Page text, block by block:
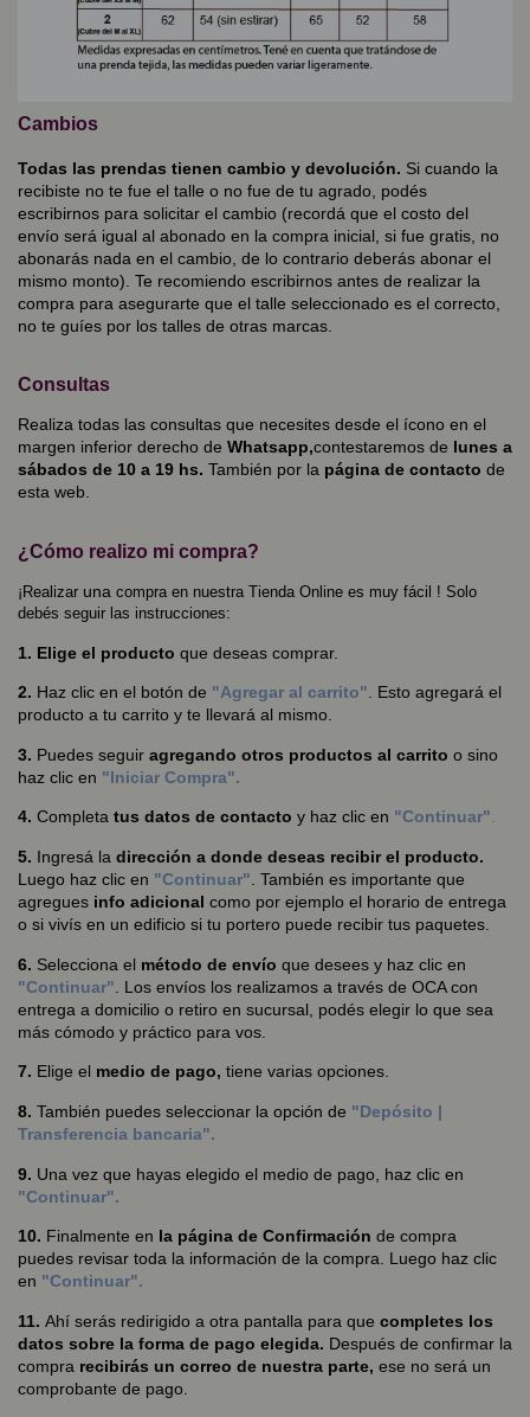
Cambios
Todas las prendas tienen cambio y devolución. Si cuando la
recibiste no te fue el talle o no fue de tu agrado, podés
escribirnos para solicitar el cambio (recordá que el costo del
envío será igual al abonado en la compra inicial, si fue gratis, no
abonarás nada en el cambio, de lo contrario deberás abonar el
mismo monto). Te recomiendo escribirnos antes de realizar la
compra para asegurarte que el talle seleccionado es el correcto,
no te guíes por los talles de otras marcas.
Consultas
Realiza todas las consultas que necesites desde el ícono en el
margen inferior derecho de Whatsapp,contestaremos de lunes a
sábados de 10 a 19 hs. También por la página de contacto de
esta web.
¿Cómo realizo mi compra?
¡Realizar una compra en nuestra Tienda Online es muy fácil ! Solo
debés seguir las instrucciones:
1. Elige el producto que deseas comprar.
2. Haz clic en el botón de "Agregar al carrito" . Esto agregará el
producto a tu carrito y te llevará al mismo.
3. Puedes seguir agregando otros productos al carrito o sino
haz clic en "Iniciar Compra".
4. Completa tus datos de contacto y haz clic en "Continuar".
5. Ingresá la dirección a donde deseas recibir el producto.
Luego haz clic en "Continuar" . También es importante que
agregues info adicional como por ejemplo el horario de entrega
o si vivís en un edificio si tu portero puede recibir tus paquetes.
6. Selecciona el método de envío que desees y haz clic en
"Continuar" . Los envíos los realizamos a través de OCA con
entrega a domicilio o retiro en sucursal, podés elegir lo que sea
más cómodo y práctico para vos.
7. Elige el medio de pago, tiene varias opciones.
8. También puedes seleccionar la opción de "Depósito |
Transferencia bancaria".
9. Una vez que hayas elegido el medio de pago, haz clic en
"Continuar".
10. Finalmente en la página de Confirmación de compra
puedes revisar toda la información de la compra. Luego haz clic
en "Continuar".
11. Ahí serás redirigido a otra pantalla para que completes los
datos sobre la forma de pago elegida. Después de confirmar la
compra recibirás un correo de nuestra parte, ese no será un
comprobante de pago.